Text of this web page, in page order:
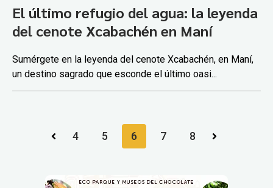
El último refugio del agua: la leyenda
del cenote Xcabachén en Maní
Sumérgete en la leyenda del cenote Xcabachén, en Maní,
un destino sagrado que esconde el último oasi...
4 5 6 7 8